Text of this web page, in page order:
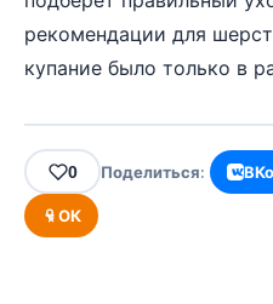
рекомендации для
купание было только в
0 Поделиться:
ОК